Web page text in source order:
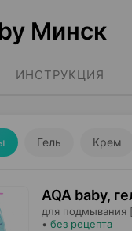
Минск
ИНСТРУКЦИЯ
Гель Крем
AQA baby,
для подмывания
• без рецепта